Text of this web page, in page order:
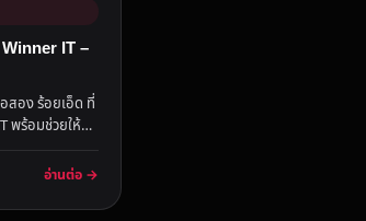
IT –
สอง ร้อยเอ็ด ที่
พร้อมช่วยให้
อ่านต่อ →